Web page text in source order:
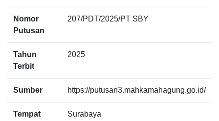
Nomor
Putusan
207/PDT/2025/PT SBY
Tahun
Terbit
2025
Sumber https://putusan3.mahkamahagung.go.id/
Tempat
Surabaya